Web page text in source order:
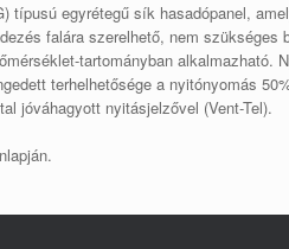
típusú egyrétegű sík hasadópanel,
falára szerelhető, nem
tartományban
terhelhetősége a nyitónyomás
jóváhagyott nyitásjelzővel (Vent-Tel).